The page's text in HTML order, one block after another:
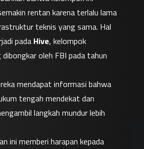
rentan karena terlalu lama
teknis yang sama. Hal
pada Hive, kelompok
oleh FBI pada tahun
mendapat informasi bahwa
tengah mendekat dan
langkah mundur lebih
ini memberi harapan kepada